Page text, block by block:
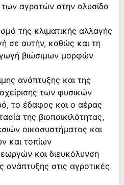
των αγροτών στην αλυσίδα
της κλιματικής αλλαγής
σε αυτήν, καθώς και τη
βιώσιμων μορφών
ανάπτυξης και της
των φυσικών
το έδαφος και ο αέρας
της βιοποικιλότητας,
οικοσυστήματος και
και τοπίων
και διευκόλυνση
ανάπτυξης στις αγροτικές